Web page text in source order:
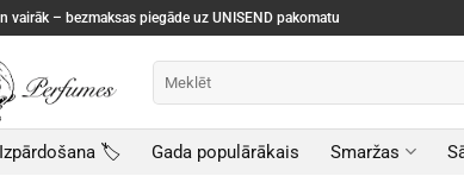
vairāk – bezmaksas piegāde uz UNISEND pakomatu
Izpārdošana 🏷️ Gada populārākais Smaržas